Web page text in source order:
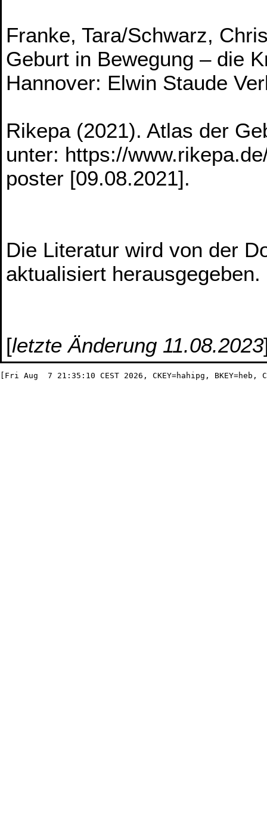
Franke, Tara/Schwarz,
Geburt in Bewegung – die
Hannover: Elwin Staude
Rikepa (2021). Atlas der
unter: https://
poster [09.08.2021].
Die Literatur wird von der
aktualisiert herausgegeben.
[letzte Änderung 11.08.2023